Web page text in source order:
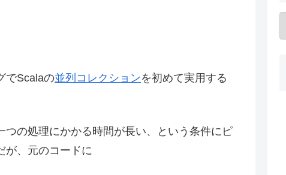
でScalaの並列コレクションを初めて実用する
の処理にかかる時間が長い、という条件にピ
が、元のコードに